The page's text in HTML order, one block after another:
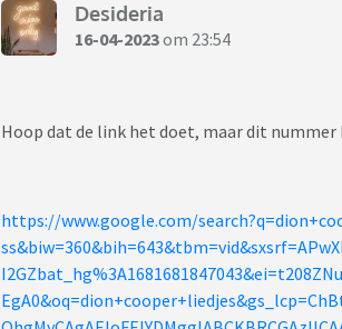
Desideria
16-04-2023om 23:54
Hoop dat de link het doet, maar dit nummer
https://www.google.com/